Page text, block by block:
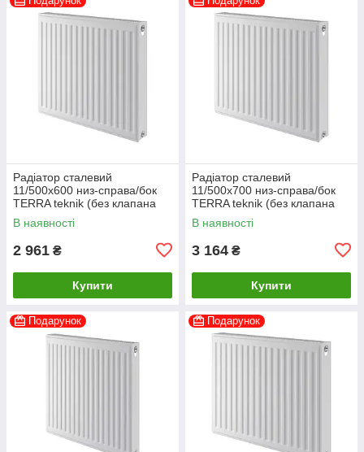
Радіатор сталевий
11/500x600 низ-справа/бок
TERRA teknik (без клапана
INNER)
В наявності
2 961 ₴
Купити
Радіатор сталевий
11/500x700 низ-справа/бок
TERRA teknik (без клапана
INNER)
В наявності
3 164 ₴
Купити
Подарунок Подарунок